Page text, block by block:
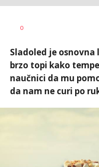
AUTOR
0
Sladoled je
brzo topi kako
naučnici da mu
da nam ne curi po